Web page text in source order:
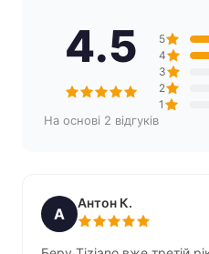
4.5
На основі 2 відгуків
5
4
3
2
1
А
Антон К.